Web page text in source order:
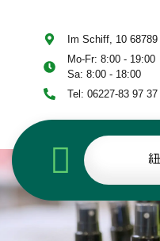
Im Schiff, 10
Mo-Fr: 8:00 - 19:00
Sa: 8:00 - 18:00
Tel: 06227-83 97 37